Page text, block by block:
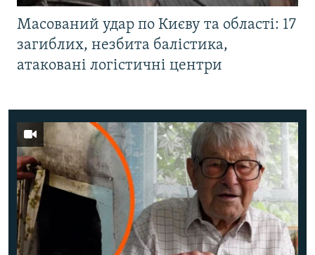
Масований удар по Києву та області: 17
загиблих, незбита балістика,
атаковані логістичні центри